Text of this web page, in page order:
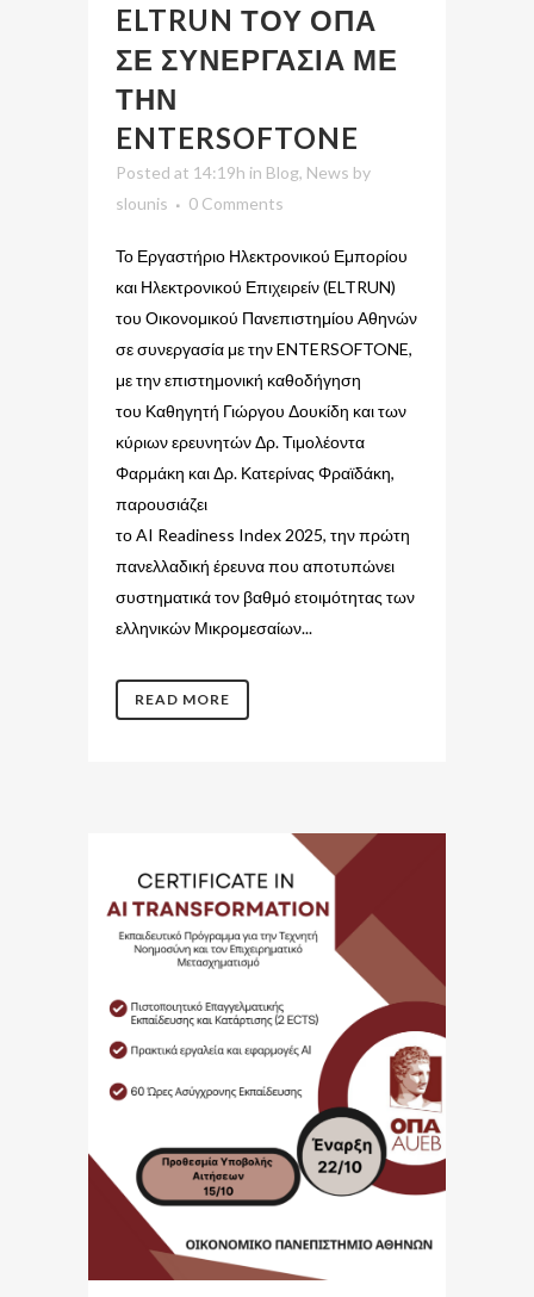
ELTRUN ΤΟΥ ΟΠΑ
ΣΕ ΣΥΝΕΡΓΑΣΙΑ ΜΕ
ΤΗΝ
ENTERSOFTONE
Posted at 14:19h in Blog, News by
slounis
0 Comments
Το Εργαστήριο Ηλεκτρονικού Εμπορίου
και Ηλεκτρονικού Επιχειρείν (ELTRUN)
του Οικονομικού Πανεπιστημίου Αθηνών
σε συνεργασία με την ENTERSOFTONE,
με την επιστημονική καθοδήγηση
του Καθηγητή Γιώργου Δουκίδη και των
κύριων ερευνητών Δρ. Τιμολέοντα
Φαρμάκη και Δρ. Κατερίνας Φραϊδάκη,
παρουσιάζει
το AI Readiness Index 2025, την πρώτη
πανελλαδική έρευνα που αποτυπώνει
συστηματικά τον βαθμό ετοιμότητας των
ελληνικών Μικρομεσαίων...
READ MORE